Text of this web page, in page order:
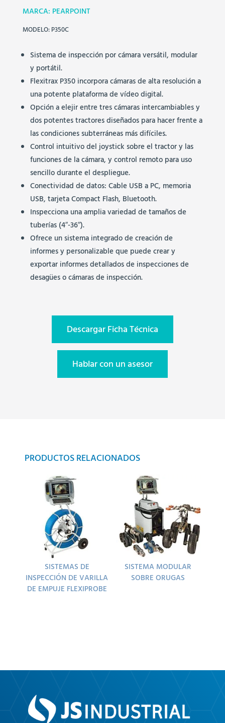
MARCA: PEARPOINT
MODELO: P350C
Sistema de inspección por cámara versátil, modular
y portátil.
Flexitrax P350 incorpora cámaras de alta resolución a
una potente plataforma de vídeo digital.
Opción a elejir entre tres cámaras intercambiables y
dos potentes tractores diseñados para hacer frente a
las condiciones subterráneas más difíciles.
Control intuitivo del joystick sobre el tractor y las
funciones de la cámara, y control remoto para uso
sencillo durante el despliegue.
Conectividad de datos: Cable USB a PC, memoria
USB, tarjeta Compact Flash, Bluetooth.
Inspecciona una amplia variedad de tamaños de
tuberías (4″-36″).
Ofrece un sistema integrado de creación de
informes y personalizable que puede crear y
exportar informes detallados de inspecciones de
desagües o cámaras de inspección.
Descargar Ficha Técnica
Hablar con un asesor
PRODUCTOS RELACIONADOS
SISTEMAS DE
INSPECCIÓN DE VARILLA
DE EMPUJE FLEXIPROBE
SISTEMA MODULAR
SOBRE ORUGAS